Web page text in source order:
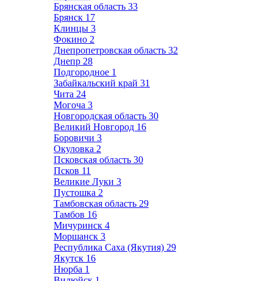
Брянская область 33
Брянск 17
Клинцы 3
Фокино 2
Днепропетровская область 32
Днепр 28
Подгородное 1
Забайкальский край 31
Чита 24
Могоча 3
Новгородская область 30
Великий Новгород 16
Боровичи 3
Окуловка 2
Псковская область 30
Псков 11
Великие Луки 3
Пустошка 2
Тамбовская область 29
Тамбов 16
Мичуринск 4
Моршанск 3
Республика Саха (Якутия) 29
Якутск 16
Нюрба 1